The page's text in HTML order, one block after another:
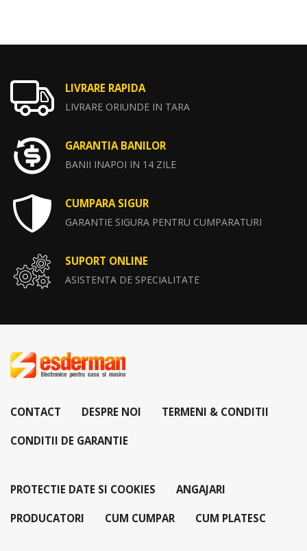
LIVRARE RAPIDA
LIVRARE ORIUNDE IN TARA
GARANTIA BANILOR
BANII INAPOI IN 14 ZILE
CUMPARA SIGUR
GARANTIE SIGURA PENTRU CUMPARATURI
SUPORT ONLINE
ASISTENTA DE SPECIALITATE
CONTACT DESPRE NOI TERMENI & CONDITII
CONDITII DE GARANTIE
PROTECTIE DATE SI COOKIES ANGAJARI
PRODUCATORI CUM CUMPAR CUM PLATESC